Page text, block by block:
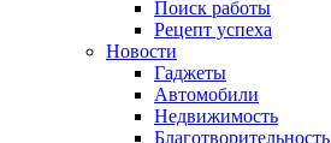
Поиск работы
Рецепт успеха
Новости
Гаджеты
Автомобили
Недвижимость
Благотворительность